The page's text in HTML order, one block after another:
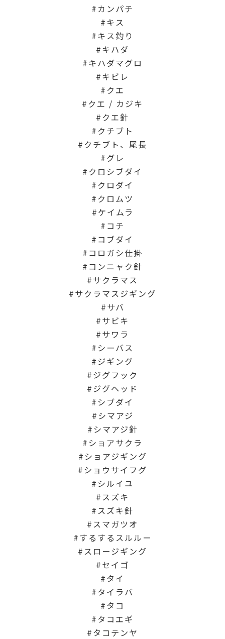
カンパチ
キス
キス釣り
キハダ
キハダマグロ
キビレ
クエ
クエ / カジキ
クエ針
クチブト
クチブト、尾長
グレ
クロシブダイ
クロダイ
クロムツ
ケイムラ
コチ
コブダイ
コロガシ仕掛
コンニャク針
サクラマス
サクラマスジギング
サバ
サビキ
サワラ
シーバス
ジギング
ジグフック
ジグヘッド
シブダイ
シマアジ
シマアジ針
ショアサクラ
ショアジギング
ショウサイフグ
シルイユ
スズキ
スズキ針
スマガツオ
するするスルルー
スロージギング
セイゴ
タイ
タイラバ
タコ
タコエギ
タコテンヤ